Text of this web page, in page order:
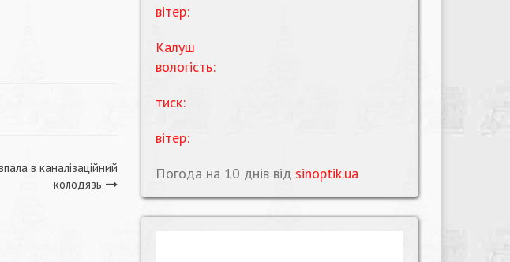
в каналізаційний
колодязь
вітер:
Калуш
вологість:
тиск:
вітер:
Погода на 10 днів від sinoptik.ua